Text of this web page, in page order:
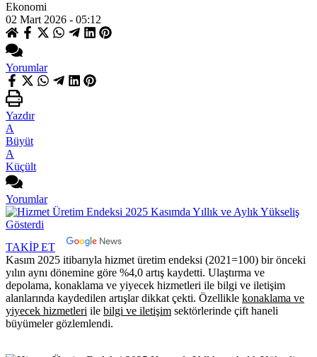
Ekonomi
02 Mart 2026 - 05:12
Yorumlar
Yazdır
A
Büyüt
A
Küçült
Yorumlar
TAKİP ET
Kasım 2025 itibarıyla hizmet üretim endeksi (2021=100) bir önceki
yılın aynı dönemine göre %4,0 artış kaydetti. Ulaştırma ve
depolama, konaklama ve yiyecek hizmetleri ile bilgi ve iletişim
alanlarında kaydedilen artışlar dikkat çekti. Özellikle konaklama ve
yiyecek hizmetleri ile bilgi ve iletişim sektörlerinde çift haneli
büyümeler gözlemlendi.